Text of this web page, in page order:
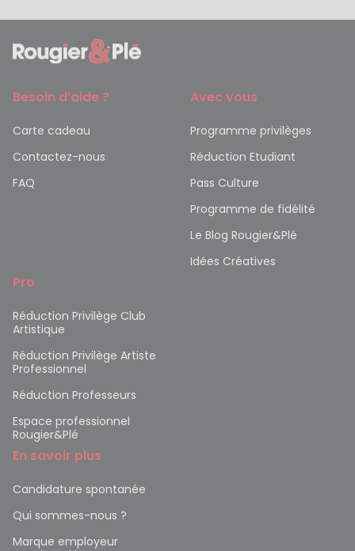
Besoin d’aide ?
Carte cadeau
Contactez-nous
FAQ
Avec vous
Programme privilèges
Réduction Etudiant
Pass Culture
Programme de fidélité
Le Blog Rougier&Plé
Idées Créatives
Pro
Réduction Privilège Club
Artistique
Réduction Privilège Artiste
Professionnel
Réduction Professeurs
Espace professionnel
Rougier&Plé
En savoir plus
Candidature spontanée
Qui sommes-nous ?
Marque employeur